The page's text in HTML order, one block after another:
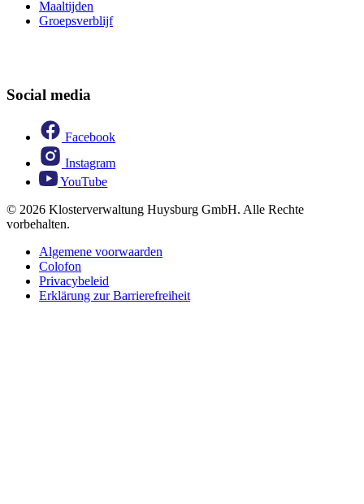
Maaltijden
Groepsverblijf
Social media
Facebook
Instagram
YouTube
© 2026 Klosterverwaltung Huysburg GmbH. Alle Rechte
vorbehalten.
Algemene voorwaarden
Colofon
Privacybeleid
Erklärung zur Barrierefreiheit